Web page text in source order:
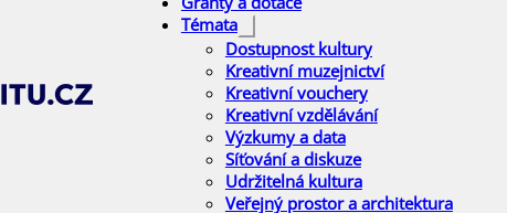
Témata
Dostupnost kultury
Kreativní muzejnictví
Kreativní vouchery
Kreativní vzdělávání
Výzkumy a data
Síťování a diskuze
Udržitelná kultura
Veřejný prostor a architektura